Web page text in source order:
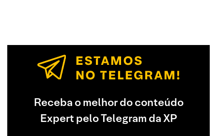
Receba o melhor do conteúdo
Expert pelo Telegram da XP